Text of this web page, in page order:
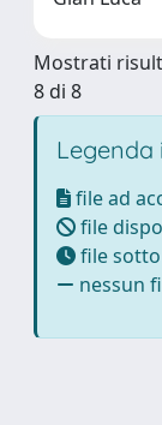
Mostrati
8 di 8
Legenda
file ad
file
file
nessun